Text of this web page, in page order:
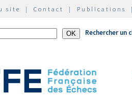
site | Contact | Publications
Rechercher un